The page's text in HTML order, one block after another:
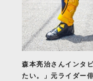
森本亮治さんインタ
たい。」元ライダー